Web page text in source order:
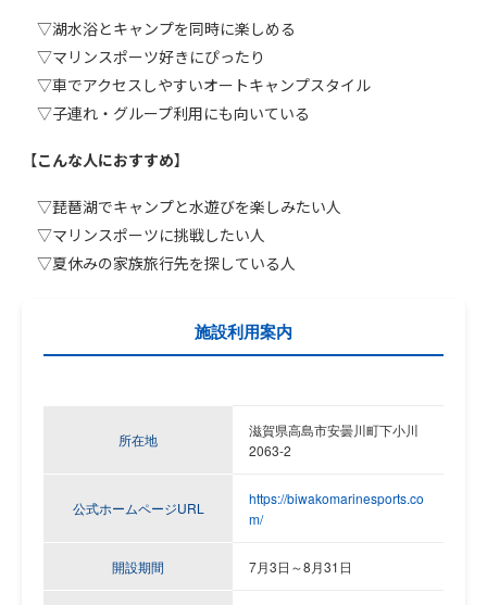
▽湖水浴とキャンプを同時に楽しめる
▽マリンスポーツ好きにぴったり
▽車でアクセスしやすいオートキャンプスタイル
▽子連れ・グループ利用にも向いている
【こんな人におすすめ】
▽琵琶湖でキャンプと水遊びを楽しみたい人
▽マリンスポーツに挑戦したい人
▽夏休みの家族旅行先を探している人
施設利用案内
所在地
滋賀県高島市安曇川町下小川
2063-2
公式ホームページURL
https://biwakomarinesports.co
m/
開設期間 7月3日～8月31日